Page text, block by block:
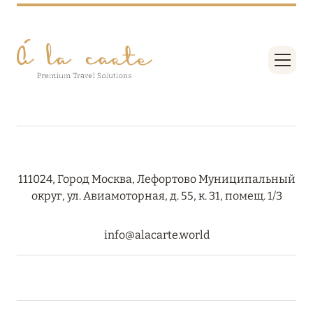
RIXOS PREMIUM SAADIYAT ISLAND ABU DHABI:
КОНЦЕПЦИЯ «ВСЁ ВКЛЮЧЕНО – ВСЁ
ЭКСКЛЮЗИВНО»
HÔTEL BARRIÈRE LES NEIGES
Подробнее
111024, Город Москва, Лефортово Муниципальный
округ, ул. Авиамоторная, д. 55, к. 31, помещ. 1/3
info@alacarte.world